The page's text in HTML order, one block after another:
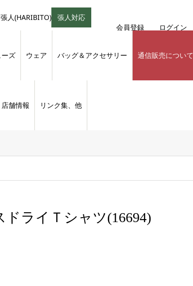
人(HARIBITO) 張人対応
会員登録 ログイン
ーズ ウェア バッグ＆アクセサリー 通信販売について
店舗情報 リンク集、他
ライＴシャツ(16694)